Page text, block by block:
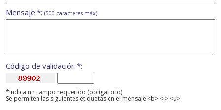
Mensaje *: (500 caracteres máx)
Código de validación *:
*Indica un campo requerido (obligatorio)
Se permiten las siguientes etiquetas en el mensaje <b> <i> <u>